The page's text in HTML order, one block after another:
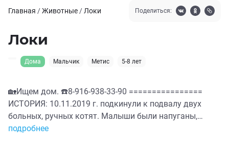
Главная /Животные / Локи Поделиться:
Локи
Дома Мальчик Метис 5-8 лет
🏡Ищем дом. ☎️8-916-938-33-90 ================
ИСТОРИЯ: 10.11.2019 г. подкинули к подвалу двух
больных, ручных котят. Малыши были напуганы,
жались друг к другу и громко звали на помощь.
подробнее